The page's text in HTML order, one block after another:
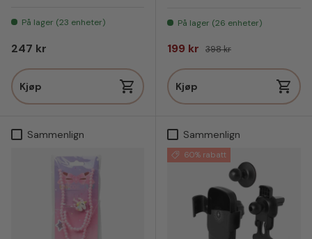
På lager (23 enheter)
Vanlig pris
247 kr
Kjøp
På lager (26 enheter)
Salgspris
199 kr Vanlig pris
398 kr
Kjøp
Sammenlign Sammenlign
60% rabatt